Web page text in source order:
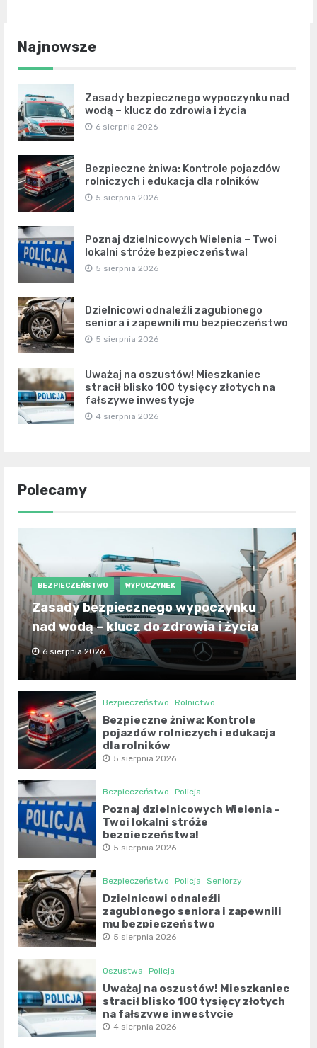
Najnowsze
Zasady bezpiecznego wypoczynku nad
wodą – klucz do zdrowia i życia
6 sierpnia 2026
Bezpieczne żniwa: Kontrole pojazdów
rolniczych i edukacja dla rolników
5 sierpnia 2026
Poznaj dzielnicowych Wielenia – Twoi
lokalni stróże bezpieczeństwa!
5 sierpnia 2026
Dzielnicowi odnaleźli zagubionego
seniora i zapewnili mu bezpieczeństwo
5 sierpnia 2026
Uważaj na oszustów! Mieszkaniec
stracił blisko 100 tysięcy złotych na
fałszywe inwestycje
4 sierpnia 2026
Polecamy
BEZPIECZEŃSTWO WYPOCZYNEK
Zasady bezpiecznego wypoczynku
nad wodą – klucz do zdrowia i życia
6 sierpnia 2026
Bezpieczeństwo Rolnictwo
Bezpieczne żniwa: Kontrole
pojazdów rolniczych i edukacja
dla rolników
5 sierpnia 2026
Bezpieczeństwo Policja
Poznaj dzielnicowych Wielenia –
Twoi lokalni stróże
bezpieczeństwa!
5 sierpnia 2026
Bezpieczeństwo Policja Seniorzy
Dzielnicowi odnaleźli
zagubionego seniora i zapewnili
mu bezpieczeństwo
5 sierpnia 2026
Oszustwa Policja
Uważaj na oszustów! Mieszkaniec
stracił blisko 100 tysięcy złotych
na fałszywe inwestycje
4 sierpnia 2026